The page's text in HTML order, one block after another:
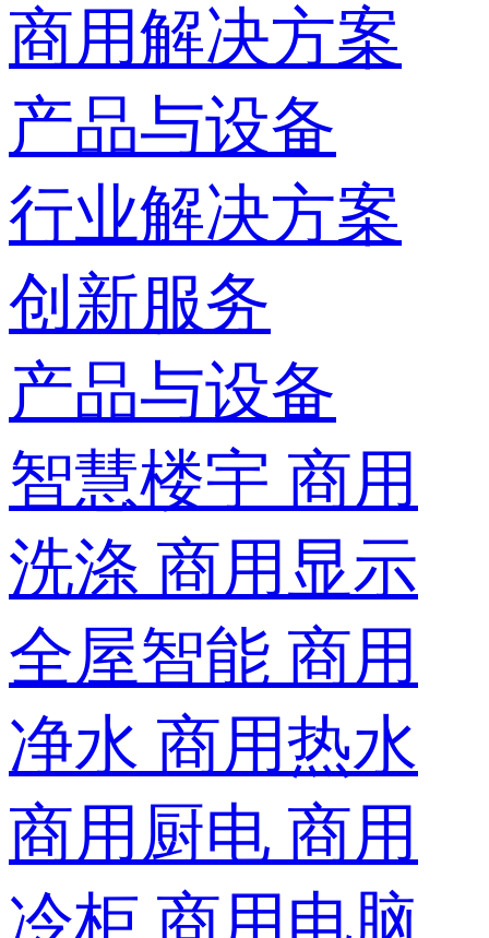
商用解决方案
产品与设备
行业解决方案
创新服务
产品与设备
智慧楼宇 商用
洗涤 商用显示
全屋智能 商用
净水 商用热水
商用厨电 商用
冷柜 商用电脑